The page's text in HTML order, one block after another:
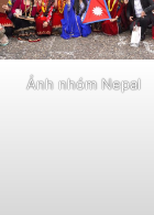
Ảnh nhóm Nepal